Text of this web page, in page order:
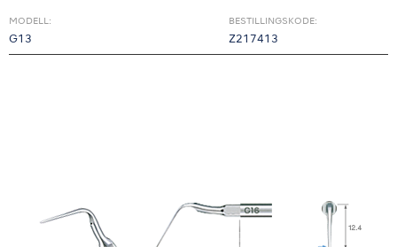
MODELL:
G13
BESTILLINGSKODE:
Z217413